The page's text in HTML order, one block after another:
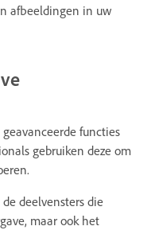
afbeeldingen in uw
functies
gebruiken deze om
deelvensters die
maar ook het